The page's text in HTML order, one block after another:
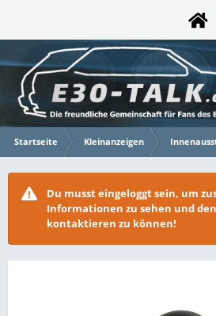
Startseite Kleinanzeigen
Du musst eingeloggt sein, um
Informationen zu sehen und
kontaktieren zu können!